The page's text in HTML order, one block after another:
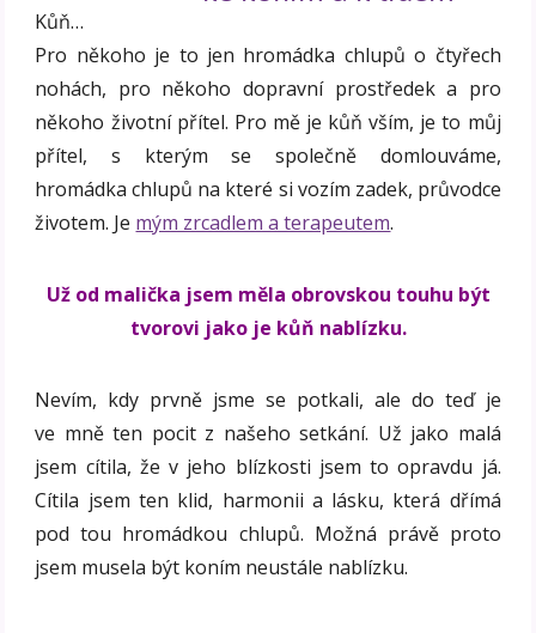
Kůň…
Pro někoho je to jen hromádka chlupů o čtyřech
nohách, pro někoho dopravní prostředek a pro
někoho životní přítel. Pro mě je kůň vším, je to můj
přítel, s kterým se společně domlouváme,
hromádka chlupů na které si vozím zadek, průvodce
životem. Je mým zrcadlem a terapeutem.
Už od malička jsem měla obrovskou touhu být
tvorovi jako je kůň nablízku.
Nevím, kdy prvně jsme se potkali, ale do teď je
ve mně ten pocit z našeho setkání. Už jako malá
jsem cítila, že v jeho blízkosti jsem to opravdu já.
Cítila jsem ten klid, harmonii a lásku, která dřímá
pod tou hromádkou chlupů. Možná právě proto
jsem musela být koním neustále nablízku.